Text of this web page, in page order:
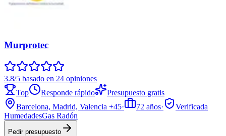
Murprotec
3.8/5 basado en 24 opiniones
Top
Responde rápido
Presupuesto gratis
Barcelona, Madrid, Valencia +45· 72 años·
Verificada
HumedadesGas Radón
Pedir presupuesto